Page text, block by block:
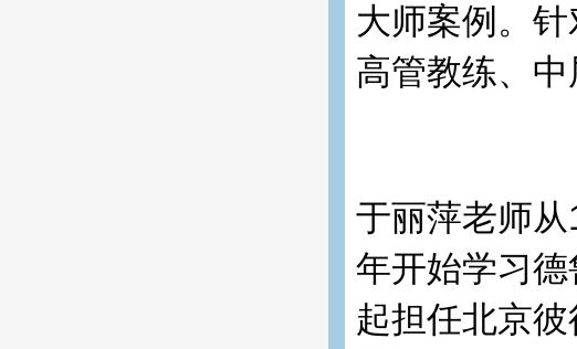
大师案例。
高管教练、中
于丽萍老师
年开始学习
起担任北京